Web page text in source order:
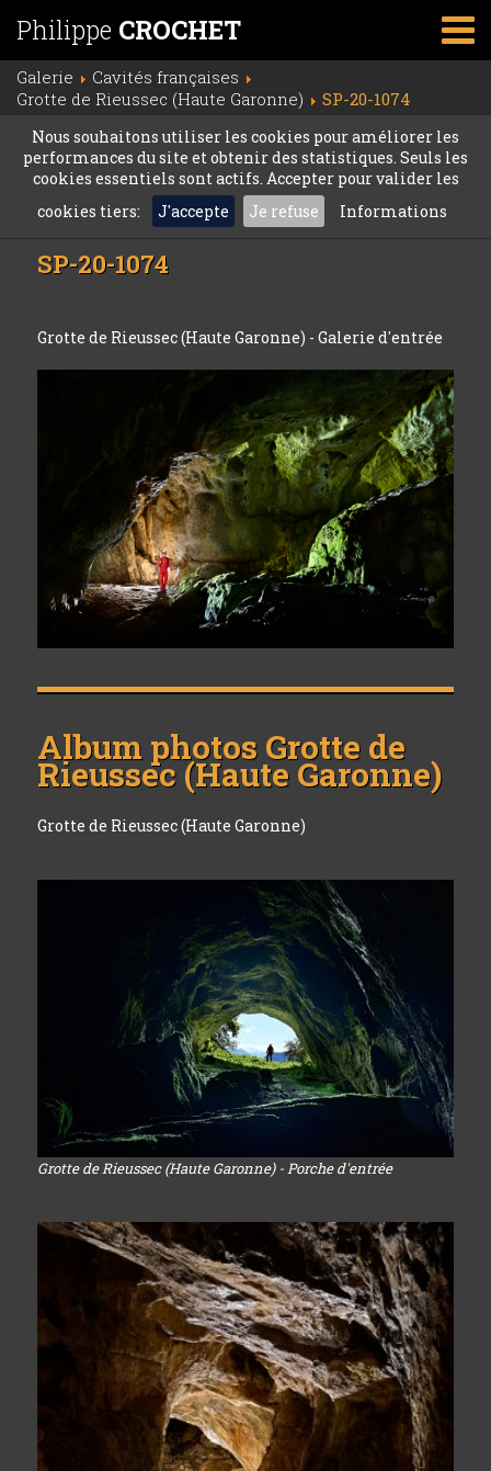
Philippe CROCHET
Galerie
Cavités françaises
Grotte de Rieussec (Haute Garonne)
SP-20-1074
Nous souhaitons utiliser les cookies pour améliorer les
performances du site et obtenir des statistiques. Seuls les
cookies essentiels sont actifs. Accepter pour valider les
cookies tiers:
J'accepte Je refuse Informations
SP-20-1074
Grotte de Rieussec (Haute Garonne) - Galerie d'entrée
Album photos Grotte de
Rieussec (Haute Garonne)
Grotte de Rieussec (Haute Garonne)
Grotte de Rieussec (Haute Garonne) - Porche d'entrée